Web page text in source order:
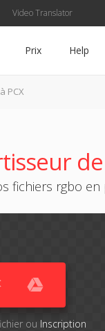
Video Translator
Prix Help
PCX
de
fichiers rgbo
ou Inscription